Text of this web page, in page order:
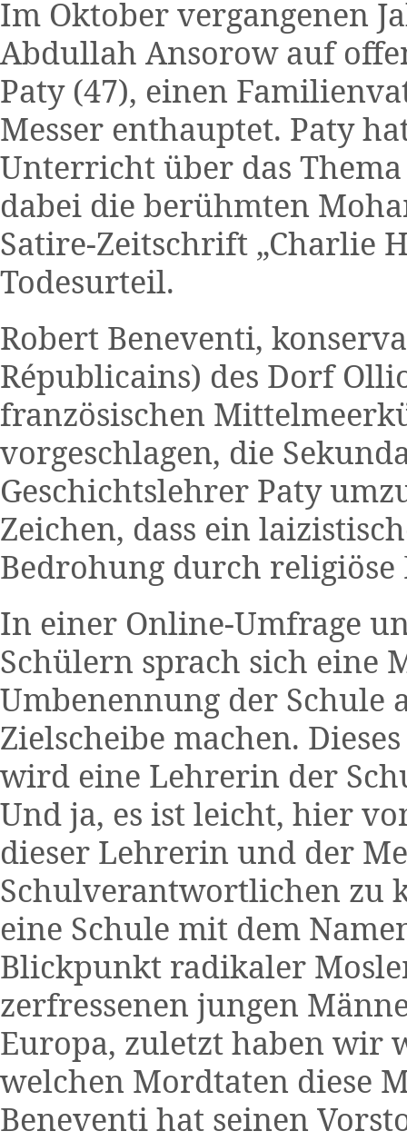
Im Oktober vergangenen
Abdullah Ansorow auf
Paty (47), einen
Messer enthauptet. Paty
Unterricht über das
dabei die berühmten
Satire-Zeitschrift „Charlie
Todesurteil.
Robert Beneventi,
Républicains) des Dorf
französischen
vorgeschlagen, die
Geschichtslehrer Paty
Zeichen, dass ein
Bedrohung durch religiöse
In einer Online-Umfrage
Schülern sprach sich eine
Umbenennung der Schule
Zielscheibe machen.
wird eine Lehrerin der
Und ja, es ist leicht, hier
dieser Lehrerin und der
Schulverantwortlichen zu
eine Schule mit dem
Blickpunkt radikaler
zerfressenen jungen
Europa, zuletzt haben wir
welchen Mordtaten diese
Beneventi hat seinen